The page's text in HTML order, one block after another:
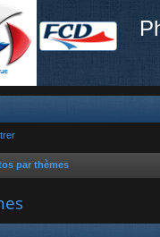
par thèmes